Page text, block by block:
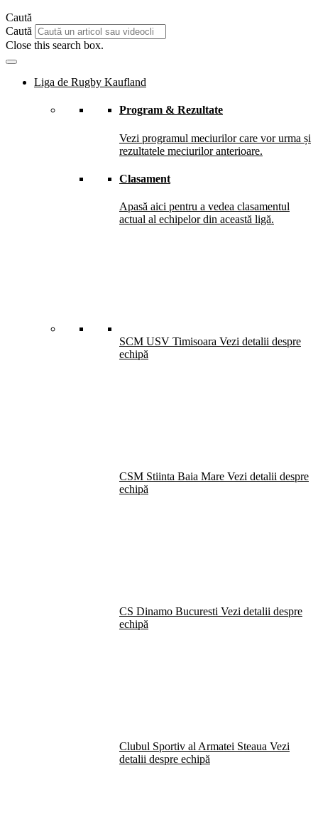
Caută
Caută
Close this search box.
Liga de Rugby Kaufland
Program & Rezultate
Vezi programul meciurilor care vor urma și
rezultatele meciurilor anterioare.
Clasament
Apasă aici pentru a vedea clasamentul
actual al echipelor din această ligă.
SCM USV Timisoara Vezi detalii despre
echipă
CSM Stiinta Baia Mare Vezi detalii despre
echipă
CS Dinamo Bucuresti Vezi detalii despre
echipă
Clubul Sportiv al Armatei Steaua Vezi
detalii despre echipă